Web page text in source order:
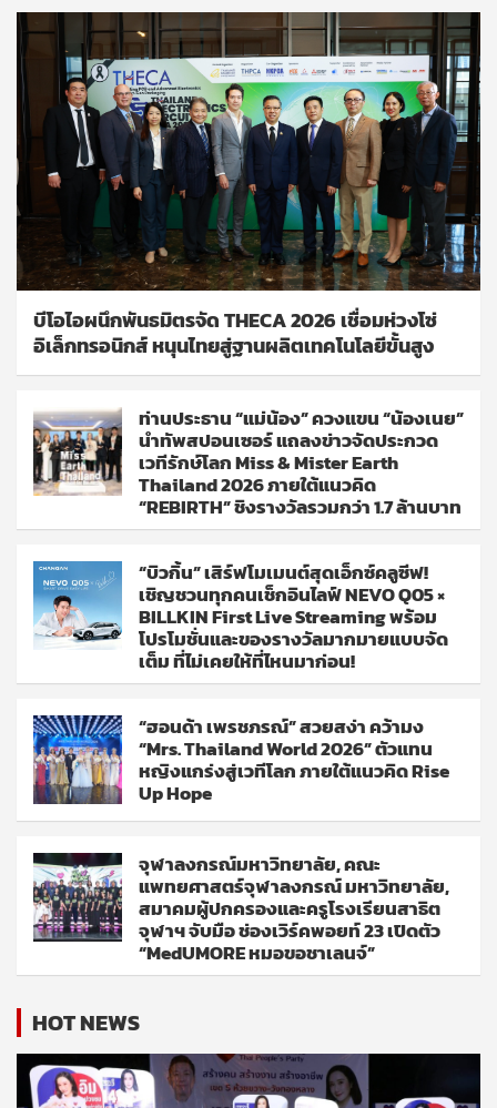
บีโอไอผนึกพันธมิตรจัด THECA 2026 เชื่อมห่วงโซ่
อิเล็กทรอนิกส์ หนุนไทยสู่ฐานผลิตเทคโนโลยีขั้นสูง
ท่านประธาน “แม่น้อง” ควงแขน “น้องเนย”
นำทัพสปอนเซอร์ แถลงข่าวจัดประกวด
เวทีรักษ์โลก Miss & Mister Earth
Thailand 2026 ภายใต้แนวคิด
“REBIRTH” ชิงรางวัลรวมกว่า 1.7 ล้านบาท
“บิวกิ้น” เสิร์ฟโมเมนต์สุดเอ็กซ์คลูซีฟ!
เชิญชวนทุกคนเช็กอินไลฟ์ NEVO Q05 ×
BILLKIN First Live Streaming พร้อม
โปรโมชั่นและของรางวัลมากมายแบบจัด
เต็ม ที่ไม่เคยให้ที่ไหนมาก่อน!
“ฮอนด้า เพรชภรณ์” สวยสง่า คว้ามง
“Mrs. Thailand World 2026” ตัวแทน
หญิงแกร่งสู่เวทีโลก ภายใต้แนวคิด Rise
Up Hope
จุฬาลงกรณ์มหาวิทยาลัย, คณะ
แพทยศาสตร์จุฬาลงกรณ์ มหาวิทยาลัย,
สมาคมผู้ปกครองและครูโรงเรียนสาธิต
จุฬาฯ จับมือ ช่องเวิร์คพอยท์ 23 เปิดตัว
“MedUMORE หมอขอชาเลนจ์”
HOT NEWS